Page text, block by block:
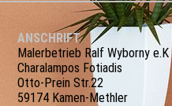
ANSCHRIFT
Malerbetrieb Ralf Wyborny e.K
Charalampos Fotiadis
Otto-Prein Str.22
59174 Kamen-Methler